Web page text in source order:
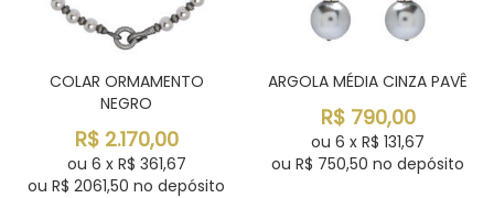
COLAR ORMAMENTO
NEGRO
R$ 2.170,00
ou 6 x R$ 361,67
ou R$ 2061,50 no depósito
ARGOLA MÉDIA CINZA PAVÊ
R$ 790,00
ou 6 x R$ 131,67
ou R$ 750,50 no depósito